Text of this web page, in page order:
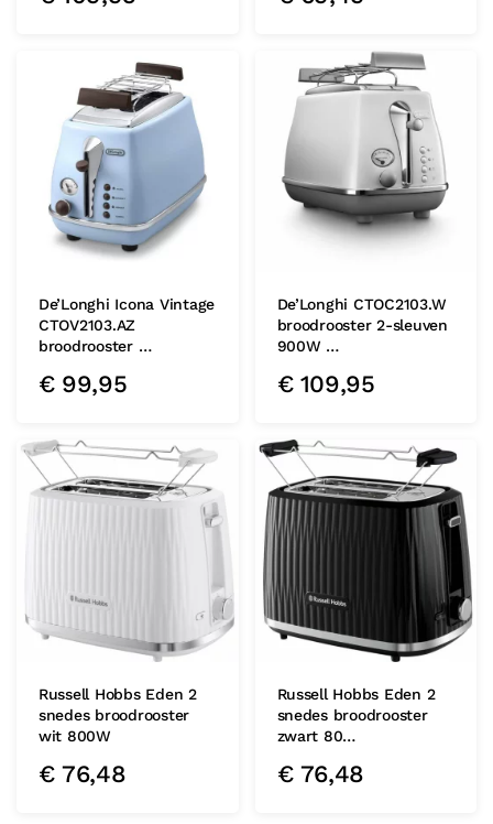
De’Longhi Icona Vintage
CTOV2103.AZ
broodrooster …
€99,95
De’Longhi CTOC2103.W
broodrooster 2-sleuven
900W …
€109,95
Russell Hobbs Eden 2
snedes broodrooster
wit 800W
€76,48
Russell Hobbs Eden 2
snedes broodrooster
zwart 80…
€76,48